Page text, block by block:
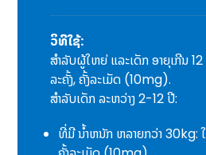
ວິທີໃຊ້:
ສຳລັບຜູ້ໃຫຍ່ ແລະເດັກ ອາຍຸເກີນ
ລະຄັ້ງ, ຄັ້ງລະເມັດ (10mg).
ສຳລັບເດັກ ລະຫວ່າງ 2-12 ປີ:
ທີ່ມີ ນໍ້າຫນັກ ຫລາຍກວ່າ 30kg: